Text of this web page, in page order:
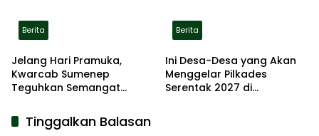
Berita
Jelang Hari Pramuka,
Kwarcab Sumenep
Teguhkan Semangat
Pahlawan
Berita
Ini Desa-Desa yang Akan
Menggelar Pilkades
Serentak 2027 di
Tinggalkan Balasan